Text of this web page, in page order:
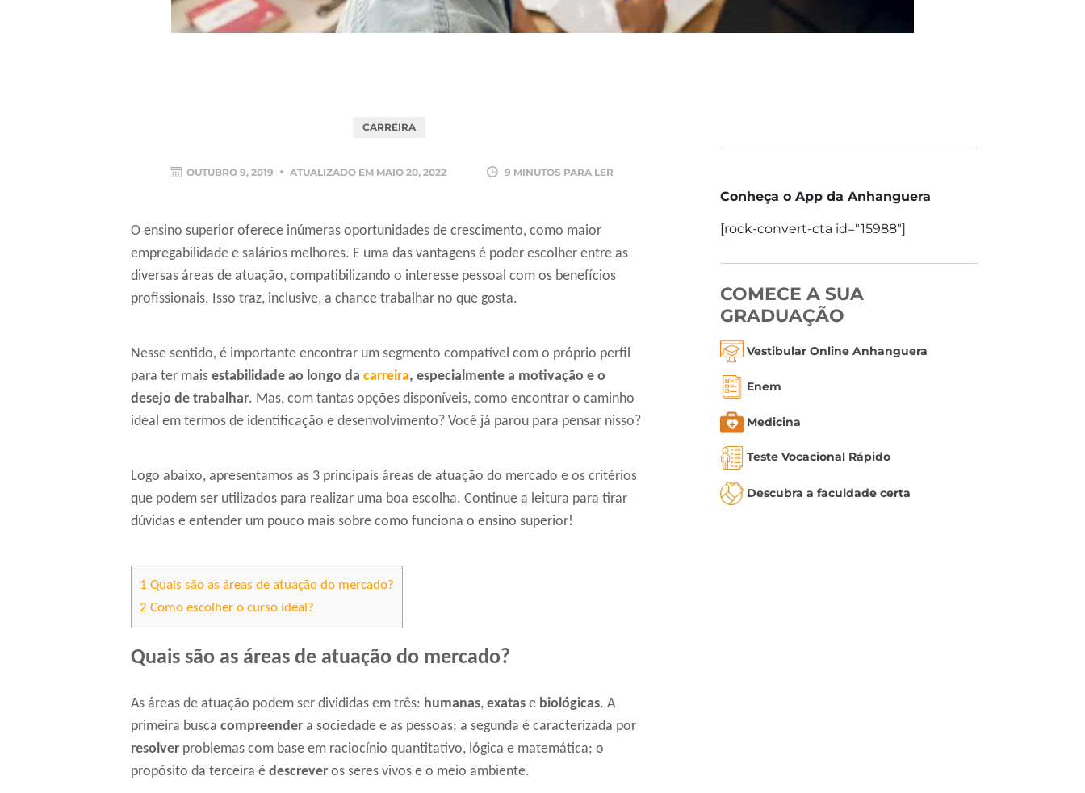
CARREIRA
OUTUBRO 9, 2019 ATUALIZADO EM MAIO 20, 2022 9 MINUTOS PARA LER
O ensino superior oferece inúmeras oportunidades de crescimento, como maior
empregabilidade e salários melhores. E uma das vantagens é poder escolher entre as
diversas áreas de atuação, compatibilizando o interesse pessoal com os benefícios
profissionais. Isso traz, inclusive, a chance trabalhar no que gosta.
Nesse sentido, é importante encontrar um segmento compatível com o próprio perfil
para ter mais estabilidade ao longo da carreira, especialmente a motivação e o
desejo de trabalhar. Mas, com tantas opções disponíveis, como encontrar o caminho
ideal em termos de identificação e desenvolvimento? Você já parou para pensar nisso?
Logo abaixo, apresentamos as 3 principais áreas de atuação do mercado e os critérios
que podem ser utilizados para realizar uma boa escolha. Continue a leitura para tirar
dúvidas e entender um pouco mais sobre como funciona o ensino superior!
1 Quais são as áreas de atuação do mercado?
2 Como escolher o curso ideal?
Quais são as áreas de atuação do mercado?
As áreas de atuação podem ser divididas em três: humanas, exatas e biológicas. A
primeira busca compreender a sociedade e as pessoas; a segunda é caracterizada por
resolver problemas com base em raciocínio quantitativo, lógica e matemática; o
propósito da terceira é descrever os seres vivos e o meio ambiente.
Conheça o App da Anhanguera
[rock-convert-cta id="15988"]
COMECE A SUA
GRADUAÇÃO
Vestibular Online Anhanguera
Enem
Medicina
Teste Vocacional Rápido
Descubra a faculdade certa